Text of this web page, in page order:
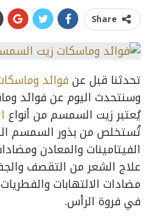
Share
تحدثنا قبل عنفوائد
وسنتحدث اليوم عن فوائد
يُعتبر زيت السمسم من أنواع
تُستخلص من بذور السمسم
الفيتامينات والمعادن
علاج الشعر من التقصف
مضادات الالتهابات
في فروة الرأس.